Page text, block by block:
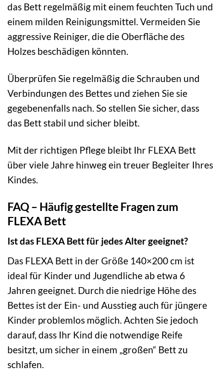
das Bett regelmäßig mit einem feuchten Tuch und
einem milden Reinigungsmittel. Vermeiden Sie
aggressive Reiniger, die die Oberfläche des
Holzes beschädigen könnten.
Überprüfen Sie regelmäßig die Schrauben und
Verbindungen des Bettes und ziehen Sie sie
gegebenenfalls nach. So stellen Sie sicher, dass
das Bett stabil und sicher bleibt.
Mit der richtigen Pflege bleibt Ihr FLEXA Bett
über viele Jahre hinweg ein treuer Begleiter Ihres
Kindes.
FAQ – Häufig gestellte Fragen zum
FLEXA Bett
Ist das FLEXA Bett für jedes Alter geeignet?
Das FLEXA Bett in der Größe 140×200 cm ist
ideal für Kinder und Jugendliche ab etwa 6
Jahren geeignet. Durch die niedrige Höhe des
Bettes ist der Ein- und Ausstieg auch für jüngere
Kinder problemlos möglich. Achten Sie jedoch
darauf, dass Ihr Kind die notwendige Reife
besitzt, um sicher in einem „großen“ Bett zu
schlafen.